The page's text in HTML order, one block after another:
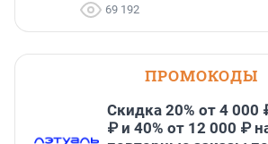
69 192
ПРОМОКОДЫ
Скидка 20% от 4 000
₽ и 40% от 12 000 ₽